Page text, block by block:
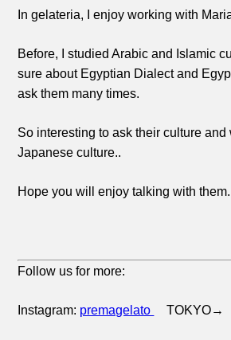
In gelateria, I enjoy working with
Before, I studied Arabic and Islamic
sure about Egyptian Dialect and
ask them many times.
So interesting to ask their culture and
Japanese culture..
Hope you will enjoy talking with them.
Follow us for more:
Instagram: premagelato TOKYO→